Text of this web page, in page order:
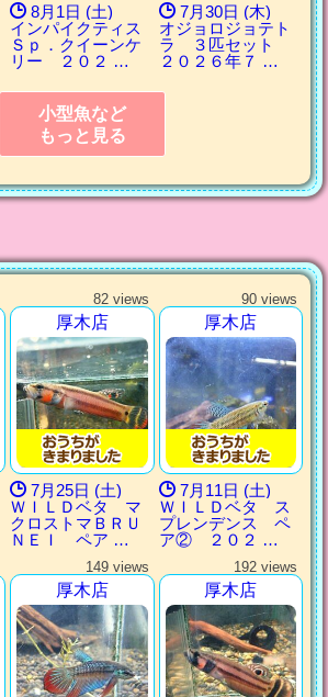
8月1日 (土)
インパイクティス
Ｓｐ．クイーンケ
リー ２０２ …
7月30日 (木)
オジョロジョテト
ラ ３匹セット
２０２６年７ …
小型魚など
もっと見る
82 views
厚木店
7月25日 (土)
ＷＩＬＤベタ マ
クロストマＢＲＵ
ＮＥＩ ペア …
90 views
厚木店
7月11日 (土)
ＷＩＬＤベタ ス
プレンデンス ペ
ア② ２０２ …
149 views
厚木店
192 views
厚木店